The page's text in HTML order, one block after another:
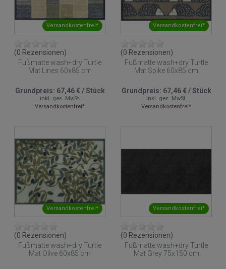
Versandkostenfrei*
(0 Rezensionen)
Fußmatte wash+dry Turtle
Mat Lines 60x85 cm
Grundpreis: 67,46 €/Stück
inkl. ges. MwSt.
Versandkostenfrei*
Versandkostenfrei*
(0 Rezensionen)
Fußmatte wash+dry Turtle
Mat Spike 60x85 cm
Grundpreis: 67,46 €/Stück
inkl. ges. MwSt.
Versandkostenfrei*
Versandkostenfrei*
(0 Rezensionen)
Fußmatte wash+dry Turtle
Mat Olive 60x85 cm
Versandkostenfrei*
(0 Rezensionen)
Fußmatte wash+dry Turtle
Mat Grey 75x150 cm